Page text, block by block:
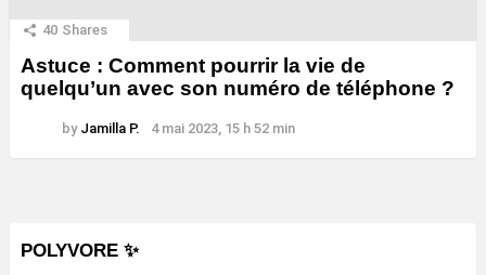
40 Shares
Astuce : Comment pourrir la vie de
quelqu’un avec son numéro de téléphone ?
by Jamilla P. 4 mai 2023, 15 h 52 min
POLYVORE ✨